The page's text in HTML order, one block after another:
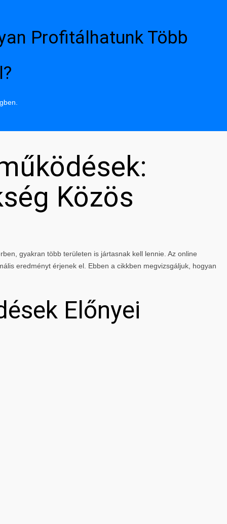
Profitálhatunk Több
Közös
gyakran több területen is jártasnak kell lennie. Az online
eredményt érjenek el. Ebben a cikkben megvizsgáljuk, hogyan
Előnyei